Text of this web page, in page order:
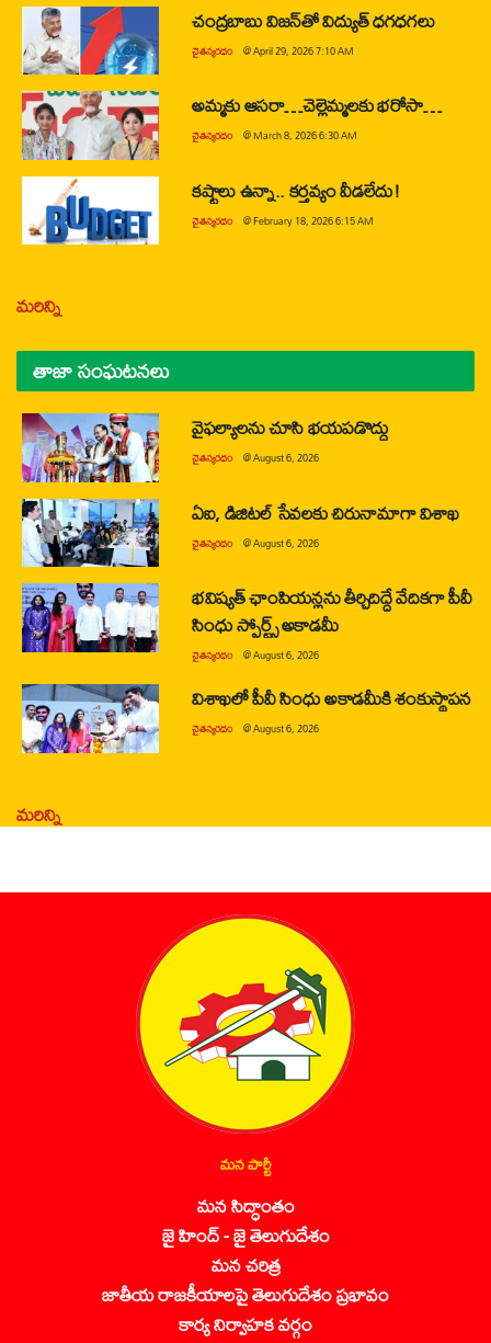
చంద్రబాబు విజన్‌తో విద్యుత్ ధగధగలు
చైతన్యరధం @April 29, 2026 7:10 AM
అమ్మకు ఆసరా…చెల్లెమ్మలకు భరోసా…
చైతన్యరధం @March 8, 2026 6:30 AM
కష్టాలు ఉన్నా.. కర్తవ్యం వీడలేదు!
చైతన్యరధం @February 18, 2026 6:15 AM
మరిన్ని
తాజా సంఘటనలు
వైఫల్యాలను చూసి భయపడొద్దు
చైతన్యరధం @August 6, 2026
ఏఐ, డిజిటల్ సేవలకు చిరునామాగా విశాఖ
చైతన్యరధం @August 6, 2026
భవిష్యత్ ఛాంపియన్లను తీర్చిదిద్దే వేదికగా పీవీ
సింధు స్పోర్ట్స్ అకాడమీ
చైతన్యరధం @August 6, 2026
విశాఖలో పీవీ సింధు అకాడమీకి శంకుస్థాపన
చైతన్యరధం @August 6, 2026
మరిన్ని
మన పార్టీ
మన సిద్ధాంతం
జై హింద్ - జై తెలుగుదేశం
మన చరిత్ర
జాతీయ రాజకీయాలపై తెలుగుదేశం ప్రభావం
కార్య నిర్వాహక వర్గం